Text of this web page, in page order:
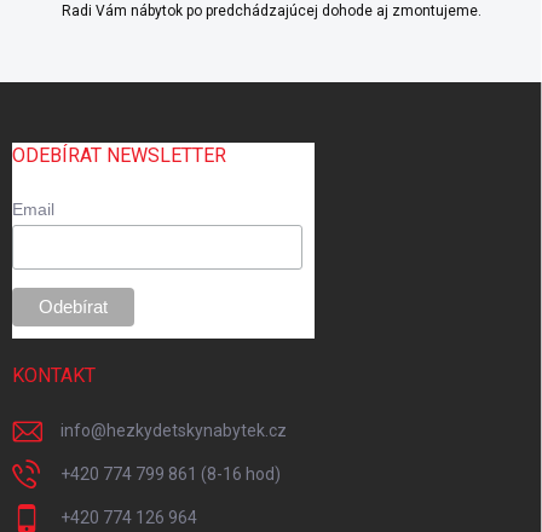
Radi Vám nábytok po predchádzajúcej dohode aj zmontujeme.
ODEBÍRAT NEWSLETTER
Email
KONTAKT
info@hezkydetskynabytek.cz
+420 774 799 861 (8-16 hod)
+420 774 126 964